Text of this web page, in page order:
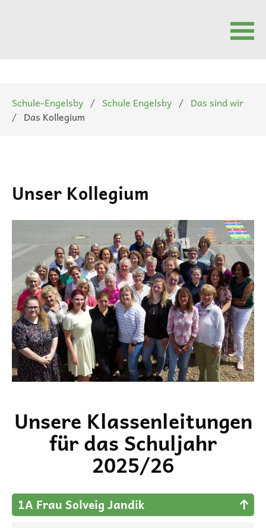
Schule-Engelsby Schule Engelsby
Das sind wir
Das Kollegium
Unser Kollegium
Unsere Klassenleitungen
für das Schuljahr
2025/26
1A Frau Solveig Jandik